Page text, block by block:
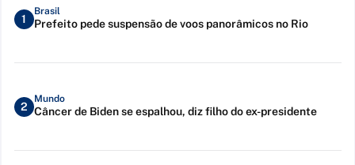
1
Brasil
Prefeito pede suspensão de voos panorâmicos no Rio
2
Mundo
Câncer de Biden se espalhou, diz filho do ex-presidente